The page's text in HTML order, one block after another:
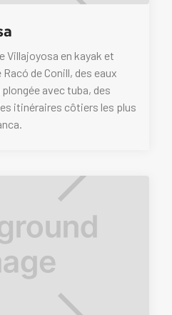
Villajoyosa en kayak et
de Conill, des eaux
avec tuba, des
itinéraires côtiers les plus